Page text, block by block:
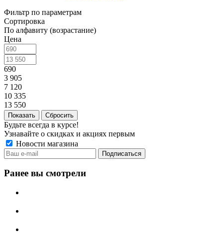
Фильтр по параметрам
Сортировка
По алфавиту (возрастание)
Цена
690
3 905
7 120
10 335
13 550
Сбросить
Будьте всегда в курсе!
Узнавайте о скидках и акциях первым
Новости магазина
Ранее вы смотрели